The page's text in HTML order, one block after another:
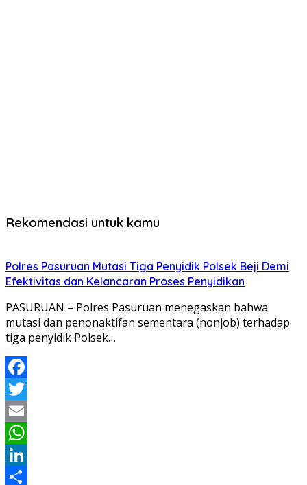
Rekomendasi untuk kamu
Polres Pasuruan Mutasi Tiga Penyidik Polsek Beji Demi
Efektivitas dan Kelancaran Proses Penyidikan
PASURUAN – Polres Pasuruan menegaskan bahwa
mutasi dan penonaktifan sementara (nonjob) terhadap
tiga penyidik Polsek…
Facebook
Twitter
Email
WhatsApp
LinkedIn